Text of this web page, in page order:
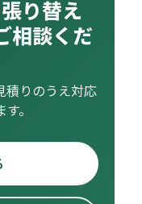
り替え
相談くだ
積りのうえ対応
。